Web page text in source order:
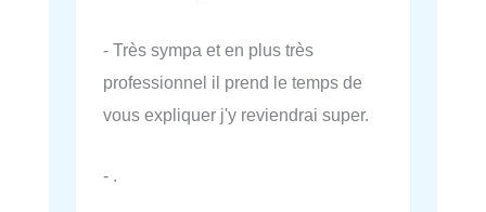
- Très sympa et en plus très
professionnel il prend le temps de
vous expliquer j'y reviendrai super.
- .